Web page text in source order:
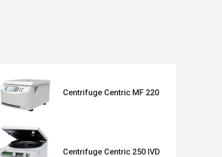
Centrifuge Centric MF 220
Centrifuge Centric 250 IVD